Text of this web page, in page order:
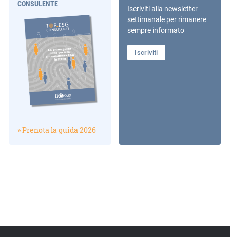
CONSULENTE
» Prenota la guida 2026
Iscriviti alla newsletter
settimanale per rimanere
sempre informato
Iscriviti